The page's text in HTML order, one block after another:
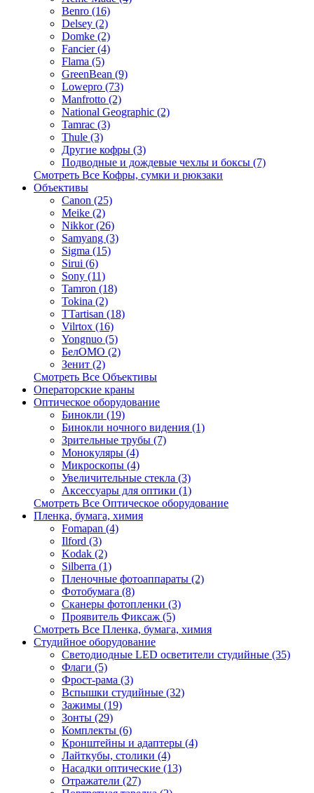
Benro (16)
Delsey (2)
Domke (2)
Fancier (4)
Flama (5)
GreenBean (9)
Lowepro (73)
Manfrotto (2)
National Geographic (2)
Tamrac (3)
Thule (3)
Другие кофры (3)
Подводные и дождевые чехлы и боксы (7)
Смотреть Все Кофры, сумки и рюкзаки
Объективы
Canon (25)
Meike (2)
Nikkor (26)
Samyang (3)
Sigma (15)
Sirui (6)
Sony (11)
Tamron (18)
Tokina (2)
TTartisan (18)
Vilrtox (16)
Yongnuo (5)
БелOMO (2)
Зенит (2)
Смотреть Все Объективы
Операторские краны
Оптическое оборудование
Бинокли (19)
Бинокли ночного видения (1)
Зрительные трубы (7)
Монокуляры (4)
Микроскопы (4)
Увеличительные стекла (3)
Аксессуары для оптики (1)
Смотреть Все Оптическое оборудование
Пленка, бумага, химия
Fomapan (4)
Ilford (3)
Kodak (2)
Silberra (1)
Пленочные фотоаппараты (2)
Фотобумага (8)
Сканеры фотопленки (3)
Проявитель Фиксаж (5)
Смотреть Все Пленка, бумага, химия
Студийное оборудование
Светодиодные LED осветители студийные (35)
Флаги (5)
Фрост-рама (3)
Вспышки студийные (32)
Зажимы (19)
Зонты (29)
Комплекты (6)
Кронштейны и адаптеры (4)
Лайткубы, столики (4)
Насадки оптические (13)
Отражатели (27)